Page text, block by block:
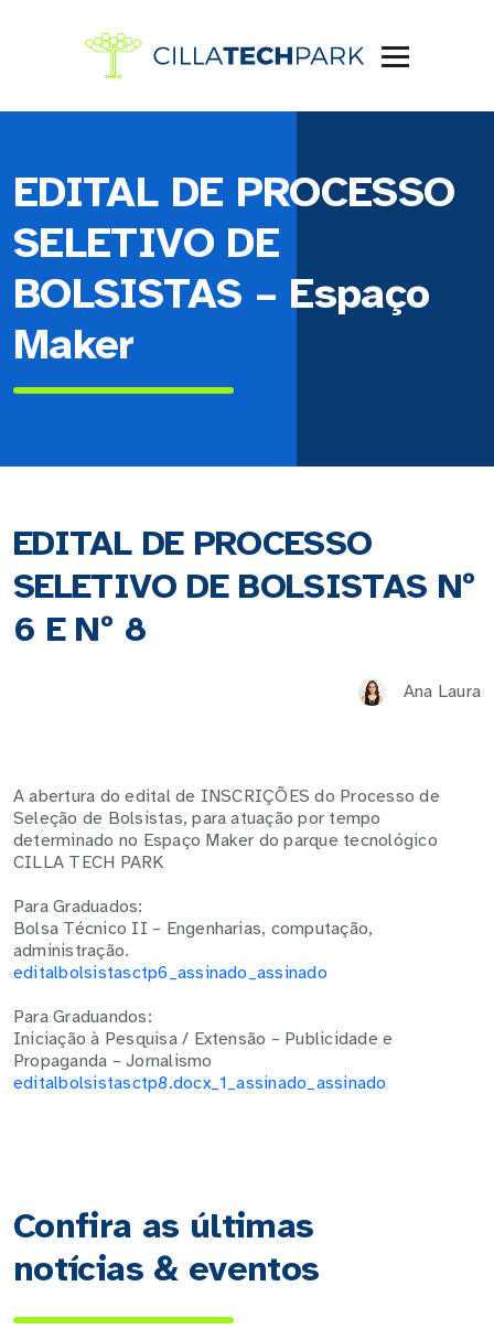
EDITAL DE PROCESSO
SELETIVO DE
BOLSISTAS – Espaço
Maker
EDITAL DE PROCESSO
SELETIVO DE BOLSISTAS Nº
6 E Nº 8
Ana Laura
A abertura do edital de INSCRIÇÕES do Processo de
Seleção de Bolsistas, para atuação por tempo
determinado no Espaço Maker do parque tecnológico
CILLA TECH PARK
Para Graduados:
Bolsa Técnico II – Engenharias, computação,
administração.
editalbolsistasctp6_assinado_assinado
Para Graduandos:
Iniciação à Pesquisa / Extensão – Publicidade e
Propaganda – Jornalismo
editalbolsistasctp8.docx_1_assinado_assinado
Confira as últimas
notícias & eventos